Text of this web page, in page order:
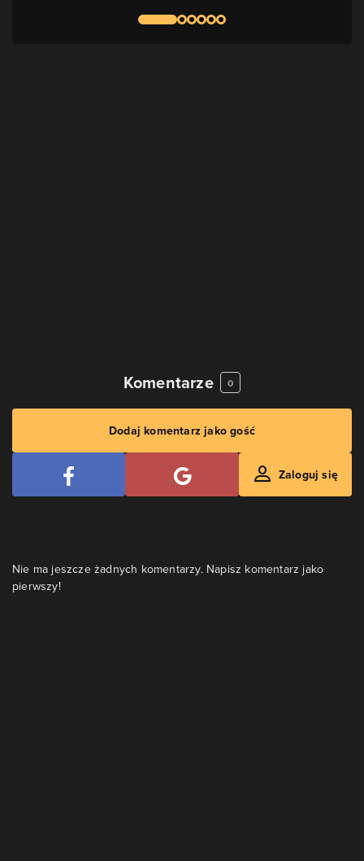
Komentarze 0
Dodaj komentarz jako gość
Zaloguj się
Nie ma jeszcze żadnych komentarzy. Napisz komentarz jako
pierwszy!